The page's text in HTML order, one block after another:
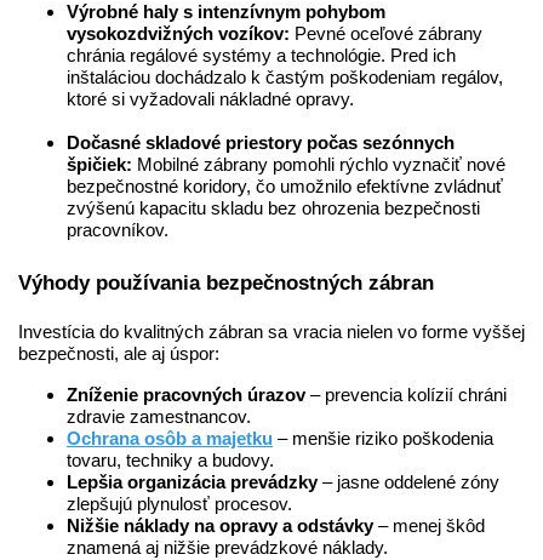
Výrobné haly s intenzívnym pohybom
vysokozdvižných vozíkov: Pevné oceľové zábrany
chránia regálové systémy a technológie. Pred ich
inštaláciou dochádzalo k častým poškodeniam regálov,
ktoré si vyžadovali nákladné opravy.
Dočasné skladové priestory počas sezónnych
špičiek: Mobilné zábrany pomohli rýchlo vyznačiť nové
bezpečnostné koridory, čo umožnilo efektívne zvládnuť
zvýšenú kapacitu skladu bez ohrozenia bezpečnosti
pracovníkov.
Výhody používania bezpečnostných zábran
Investícia do kvalitných zábran sa vracia nielen vo forme vyššej
bezpečnosti, ale aj úspor:
Zníženie pracovných úrazov– prevencia kolízií chráni
zdravie zamestnancov.
Ochrana osôb a majetku – menšie riziko poškodenia
tovaru, techniky a budovy.
Lepšia organizácia prevádzky– jasne oddelené zóny
zlepšujú plynulosť procesov.
Nižšie náklady na opravy a odstávky– menej škôd
znamená aj nižšie prevádzkové náklady.